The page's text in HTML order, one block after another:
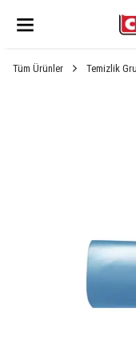
Tüm Ürünler Temizlik